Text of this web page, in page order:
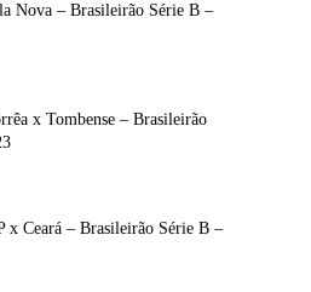
Nova – Brasileirão Série B –
x Tombense – Brasileirão
x Ceará – Brasileirão Série B –